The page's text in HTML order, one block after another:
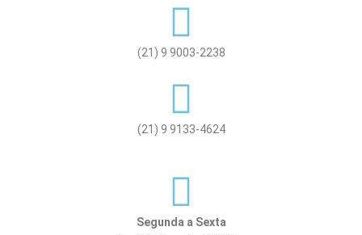
(21) 9 9003-2238
(21) 9 9133-4624
Segunda a Sexta